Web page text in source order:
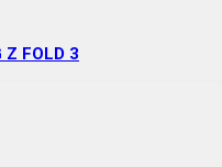
Z FOLD 3